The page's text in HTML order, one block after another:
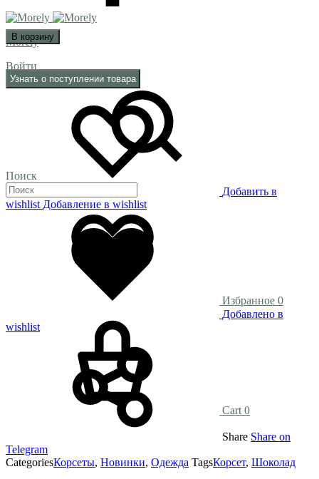
Morely
Войти
Поиск
Избранное 0
Cart 0
В корзину
Узнать о поступлении товара
Добавить в
wishlist Добавление в wishlist
Добавлено в
wishlist
Share Share on
Telegram
CategoriesКорсеты, Новинки, Одежда TagsКорсет, Шоколад